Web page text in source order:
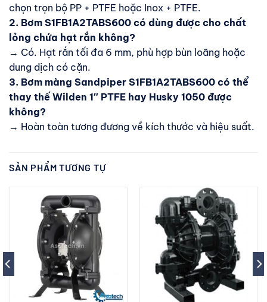
chọn trọn bộ PP + PTFE hoặc Inox + PTFE.
2. Bơm S1FB1A2TABS600 có dùng được cho chất
lỏng chứa hạt rắn không?
→ Có. Hạt rắn tối đa 6 mm, phù hợp bùn loãng hoặc
dung dịch có cặn.
3. Bơm màng Sandpiper S1FB1A2TABS600 có thể
thay thế Wilden 1″ PTFE hay Husky 1050 được
không?
→ Hoàn toàn tương đương về kích thước và hiệu suất.
SẢN PHẨM TƯƠNG TỰ